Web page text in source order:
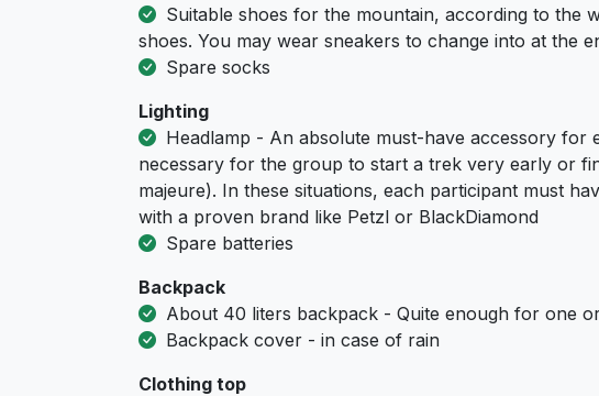
Suitable shoes for the mountain, according to the
shoes. You may wear sneakers to change into at the
Spare socks
Lighting
Headlamp - An absolute must-have accessory for
necessary for the group to start a trek very early or
majeure). In these situations, each participant must
with a proven brand like Petzl or BlackDiamond
Spare batteries
Backpack
About 40 liters backpack - Quite enough for one
Backpack cover - in case of rain
Clothing top